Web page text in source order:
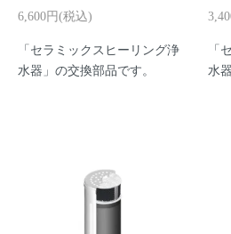
6,600円(税込)
「セラミックスヒーリング浄
水器」の交換部品です。
「
水